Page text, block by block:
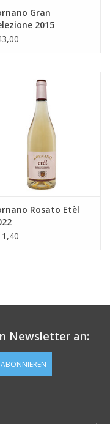
Gran
2015
Rosato Etèl
Newsletter an:
ABONNIEREN